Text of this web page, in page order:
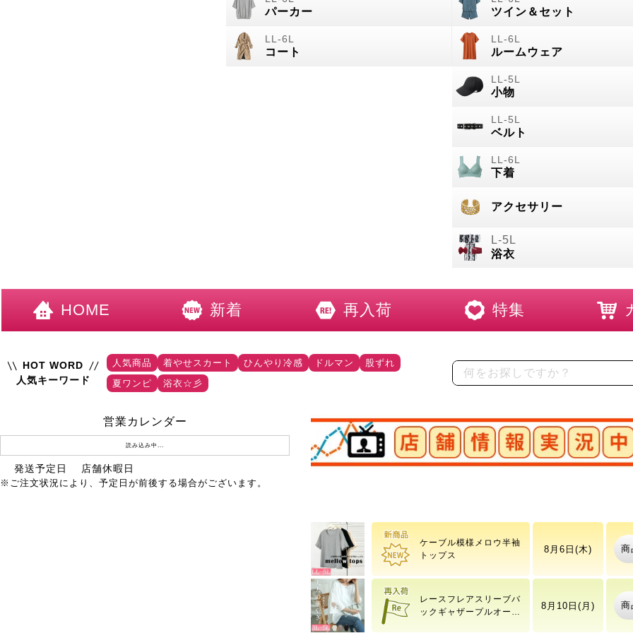
パーカー
コート
ツイン＆セット
ルームウェア
小物
ベルト
下着
アクセサリー
浴衣
HOME 新着 再入荷 特集
HOT WORD
人気キーワード
人気商品 着やせスカート ひんやり冷感 ドルマン
股ずれ
夏ワンピ
浴衣☆彡
店舗情報実況中
ケーブル模様メロウ半袖
商
レースフレアスリーブバ
商
営業カレンダー
読み込み中...
発送予定日 店舗休暇日
※ご注文状況により、予定日が前後する場合がございます。